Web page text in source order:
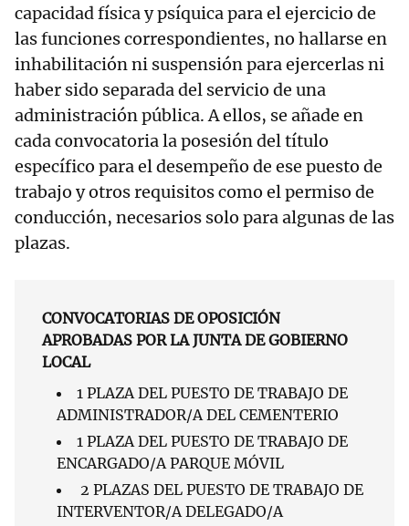
capacidad física y psíquica para el ejercicio de
las funciones correspondientes, no hallarse en
inhabilitación ni suspensión para ejercerlas ni
haber sido separada del servicio de una
administración pública. A ellos, se añade en
cada convocatoria la posesión del título
específico para el desempeño de ese puesto de
trabajo y otros requisitos como el permiso de
conducción, necesarios solo para algunas de las
plazas.
CONVOCATORIAS DE OPOSICIÓN
APROBADAS POR LA JUNTA DE GOBIERNO
LOCAL
1 PLAZA DEL PUESTO DE TRABAJO DE
ADMINISTRADOR/A DEL CEMENTERIO
1 PLAZA DEL PUESTO DE TRABAJO DE
ENCARGADO/A PARQUE MÓVIL
2 PLAZAS DEL PUESTO DE TRABAJO DE
INTERVENTOR/A DELEGADO/A